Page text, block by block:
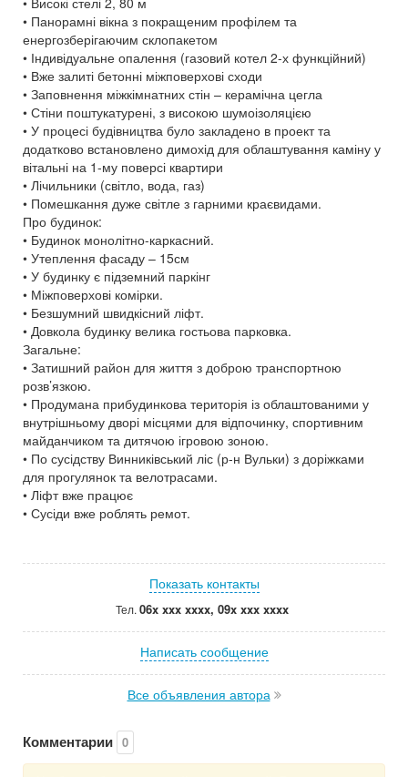
• Панорамні вікна з покращеним профілем та
енергозберігаючим склопакетом
• Індивідуальне опалення (газовий котел 2-х функційний)
• Вже залиті бетонні міжповерхові сходи
• Заповнення міжкімнатних стін – керамічна цегла
• Стіни поштукатурені, з високою шумоізоляцією
• У процесі будівництва було закладено в проект та
додатково встановлено димохід для облаштування каміну у
вітальні на 1-му поверсі квартири
• Лічильники (світло, вода, газ)
• Помешкання дуже світле з гарними краєвидами.
Про будинок:
• Будинок монолітно-каркасний.
• Утеплення фасаду – 15см
• У будинку є підземний паркінг
• Міжповерхові комірки.
• Безшумний швидкісний ліфт.
• Довкола будинку велика гостьова парковка.
Загальне:
• Затишний район для життя з доброю транспортною
розв’язкою.
• Продумана прибудинкова територія із облаштованими у
внутрішньому дворі місцями для відпочинку, спортивним
майданчиком та дитячою ігровою зоною.
• По сусідству Винниківський ліс (р-н Вульки) з доріжками
для прогулянок та велотрасами.
• Ліфт вже працює
• Сусіди вже роблять ремот.
Показать контакты
Тел.06x xxx xxxx, 09x xxx xxxx
Написать сообщение
Все объявления автора
Комментарии 0